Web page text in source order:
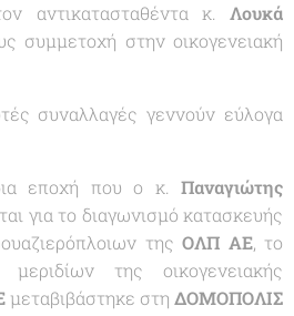
αντικατασταθέντα κ. Λουκά
συμμετοχή στην οικογενειακή
συναλλαγές γεννούν εύλογα
εποχή που ο κ. Παναγιώτης
για το διαγωνισμό κατασκευής
τηςΟΛΠ ΑΕ, το
της οικογενειακής
μεταβιβάστηκε στη ΔΟΜΟΠΟΛΙΣ